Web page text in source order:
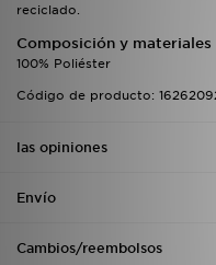
reciclado.
Composición y materiales
100% Poliéster
Código de producto:
las opiniones
Envío
Cambios/reembolsos